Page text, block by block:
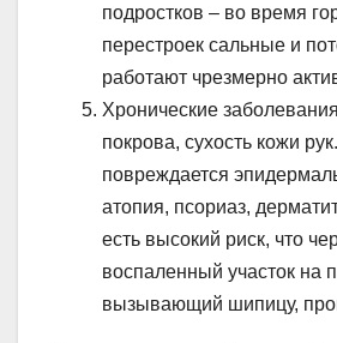
подростков – во время
перестроек сальные и
работают чрезмерно
Хронические
покрова, сухость кожи
повреждается
атопия, псориаз,
есть высокий риск, что
воспаленный участок на
вызывающий шипицу,